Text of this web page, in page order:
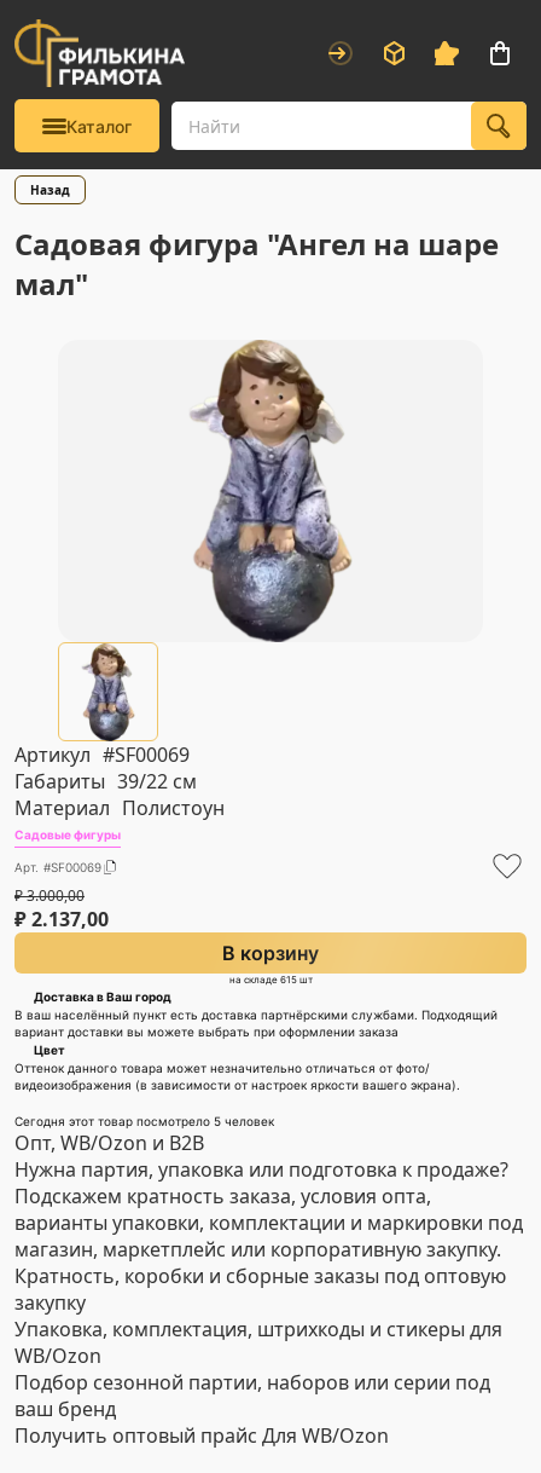
Каталог
Назад
Садовая фигура "Ангел на шаре
мал"
Артикул #SF00069
Габариты 39/22 см
Материал Полистоун
Садовые фигуры
Арт. #SF00069
₽3.000,00
₽2.137,00
В корзину
на складе 615 шт
Доставка в Ваш город
В ваш населённый пункт есть доставка партнёрскими службами. Подходящий
вариант доставки вы можете выбрать при оформлении заказа
Цвет
Оттенок данного товара может незначительно отличаться от фото/
видеоизображения (в зависимости от настроек яркости вашего экрана).
Сегодня этот товар посмотрело 5 человек
Опт, WB/Ozon и B2B
Нужна партия, упаковка или подготовка к продаже?
Подскажем кратность заказа, условия опта,
варианты упаковки, комплектации и маркировки под
магазин, маркетплейс или корпоративную закупку.
Кратность, коробки и сборные заказы под оптовую
закупку
Упаковка, комплектация, штрихкоды и стикеры для
WB/Ozon
Подбор сезонной партии, наборов или серии под
ваш бренд
Получить оптовый прайс Для WB/Ozon